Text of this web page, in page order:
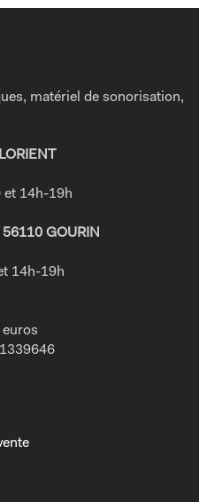
matériel de sonorisation,
et 14h-19h
56110 GOURIN
14h-19h
euros